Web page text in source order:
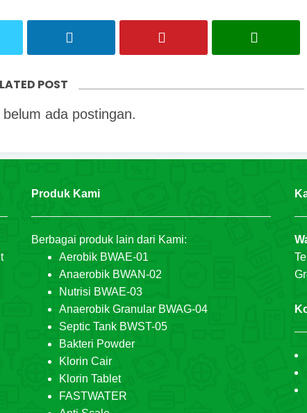
POST
ada postingan.
Produk Kami
Berbagai produk lain dari Kami:
Aerobik BWAE-01
Anaerobik BWAN-02
Nutrisi BWAE-03
Anaerobik Granular BWAG-04
Septic Tank BWST-05
Bakteri Powder
Klorin Cair
Klorin Tablet
FASTWATER